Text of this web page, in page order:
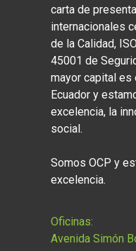
carta de
internacionales
de la Calidad,
45001 de
mayor capital es
Ecuador y
excelencia, la
social.
Somos OCP y
excelencia.
Oficinas:
Avenida Simón